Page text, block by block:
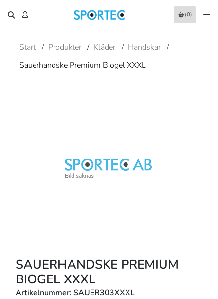
(0)
Start / Produkter / Kläder / Handskar /
Sauerhandske Premium Biogel XXXL
SAUERHANDSKE PREMIUM
BIOGEL XXXL
Artikelnummer: SAUER303XXXL